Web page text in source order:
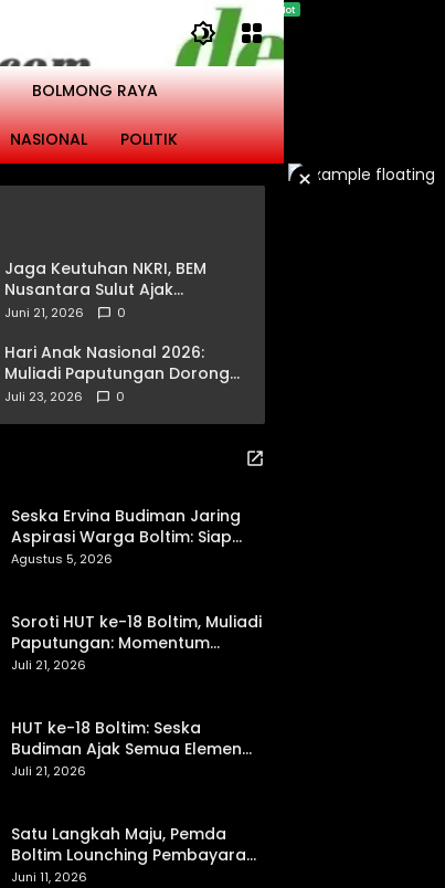
BOLMONG RAYA
NASIONAL POLITIK
×
Jaga Keutuhan NKRI, BEM
Nusantara Sulut Ajak
Masyarakat Gandeng Polri
Kondusif
Juni 21, 2026 0
Hari Anak Nasional 2026:
Muliadi Paputungan Dorong
Pemerataan Akses
Juli 23, 2026 0
Seska Ervina Budiman Jaring
Aspirasi Warga Boltim: Siap
Perjuangkan IPR, Jalan Trans,
Agustus 5, 2026
Soroti HUT ke-18 Boltim, Muliadi
Paputungan: Momentum
Refleksi Menuju Daerah Mandiri
Juli 21, 2026
HUT ke-18 Boltim: Seska
Budiman Ajak Semua Elemen
Bersinergi untuk Kemajuan
Juli 21, 2026
Satu Langkah Maju, Pemda
Boltim Lounching Pembayaran
PBB Lewat Scan Qris
Juni 11, 2026